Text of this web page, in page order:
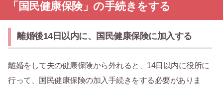
「国民健康保険」の手続きをする
離婚後14日以内に、国民健康保険に加入する
離婚をして夫の健康保険から外れると、14日以内に役所に
行って、国民健康保険の加入手続きをする必要がありま